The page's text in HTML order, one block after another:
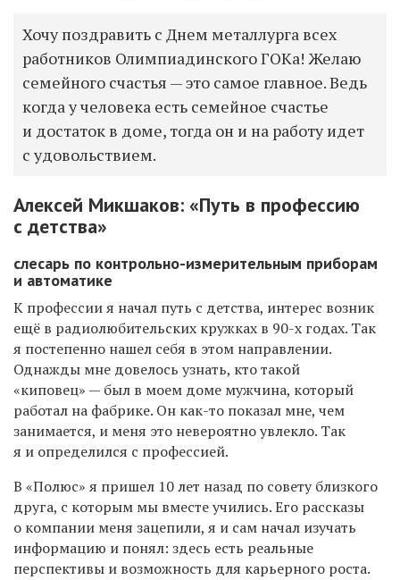
Хочу поздравить с Днем металлурга всех
работников Олимпиадинского ГОКа! Желаю
семейного счастья — это самое главное. Ведь
когда у человека есть семейное счастье
и достаток в доме, тогда он и на работу идет
с удовольствием.
Алексей Микшаков: «Путь в профессию
с детства»
слесарь по контрольно-измерительным приборам
и автоматике
К профессии я начал путь с детства, интерес возник
ещё в радиолюбительских кружках в 90-х годах. Так
я постепенно нашел себя в этом направлении.
Однажды мне довелось узнать, кто такой
«киповец» — был в моем доме мужчина, который
работал на фабрике. Он как-то показал мне, чем
занимается, и меня это невероятно увлекло. Так
я и определился с профессией.
В «Полюс» я пришел 10 лет назад по совету близкого
друга, с которым мы вместе учились. Его рассказы
о компании меня зацепили, я и сам начал изучать
информацию и понял: здесь есть реальные
перспективы и возможность для карьерного роста.